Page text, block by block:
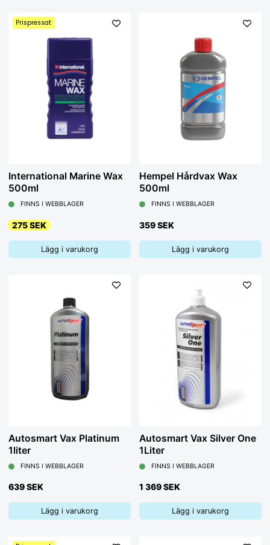
Prispressat
International Marine Wax
500ml
FINNS I WEBBLAGER
275 SEK
Lägg i varukorg
Hempel Hårdvax Wax
500ml
FINNS I WEBBLAGER
359 SEK
Lägg i varukorg
Autosmart Vax Platinum
1liter
FINNS I WEBBLAGER
639 SEK
Lägg i varukorg
Autosmart Vax Silver One
1Liter
FINNS I WEBBLAGER
1 369 SEK
Lägg i varukorg